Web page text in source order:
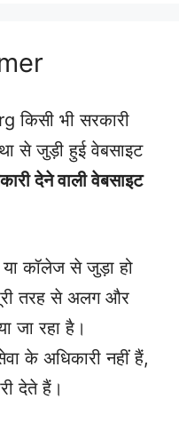
भी सरकारी
से जुड़ी हुई वेबसाइट
देने वाली वेबसाइट
कॉलेज से जुड़ा हो
तरह से अलग और
जा रहा है।
के अधिकारी नहीं हैं,
देते हैं।